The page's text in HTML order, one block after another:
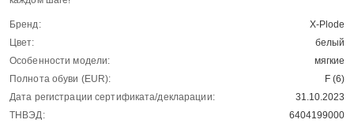
Бренд:
X-Plode
Цвет:
белый
Особенности модели:
мягкие
Полнота обуви (EUR):
F (6)
Дата регистрации сертификата/декларации:
31.10.2023
ТНВЭД:
6404199000